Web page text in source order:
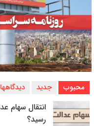
محبوب جدید دیدگاهها
رسید؟